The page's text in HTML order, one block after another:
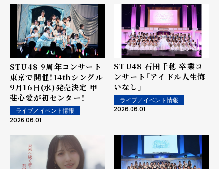
STU48 9周年コンサート
東京で開催！14thシングル
9月16日(水)発売決定 甲
斐心愛が初センター！
ライブ／イベント情報
2026.06.01
STU48 石田千穂 卒業コ
ンサート「アイドル人生悔
いなし」
ライブ／イベント情報
2026.06.01